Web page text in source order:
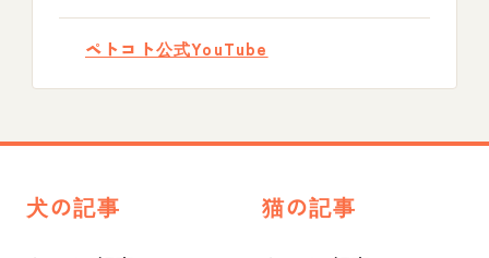
ペトコト公式YouTube
犬の記事 猫の記事